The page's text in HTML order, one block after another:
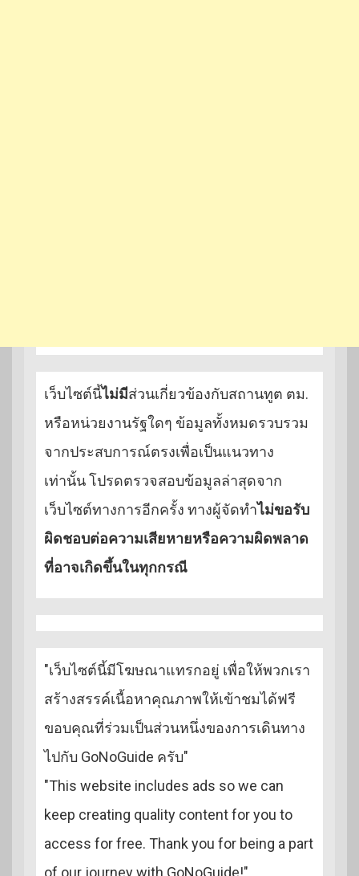
เว็บไซต์นี้ไม่มีส่วนเกี่ยวข้องกับสถานทูต ตม.
หรือหน่วยงานรัฐใดๆ ข้อมูลทั้งหมดรวบรวม
จากประสบการณ์ตรงเพื่อเป็นแนวทาง
เท่านั้น โปรดตรวจสอบข้อมูลล่าสุดจาก
เว็บไซต์ทางการอีกครั้ง ทางผู้จัดทำไม่ขอรับ
ผิดชอบต่อความเสียหายหรือความผิดพลาด
ที่อาจเกิดขึ้นในทุกกรณี
"เว็บไซต์นี้มีโฆษณาแทรกอยู่ เพื่อให้พวกเรา
สร้างสรรค์เนื้อหาคุณภาพให้เข้าชมได้ฟรี
ขอบคุณที่ร่วมเป็นส่วนหนึ่งของการเดินทาง
ไปกับ GoNoGuide ครับ"
"This website includes ads so we can
keep creating quality content for you to
access for free. Thank you for being a part
of our journey with GoNoGuide!"